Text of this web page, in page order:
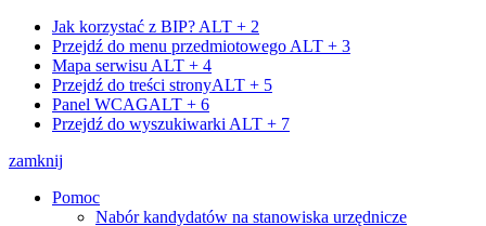
Jak korzystać z BIP? ALT + 2
Przejdź do menu przedmiotowego ALT + 3
Mapa serwisu ALT + 4
Przejdź do treści stronyALT + 5
Panel WCAGALT + 6
Przejdź do wyszukiwarki ALT + 7
zamknij
Pomoc
Nabór kandydatów na stanowiska urzędnicze